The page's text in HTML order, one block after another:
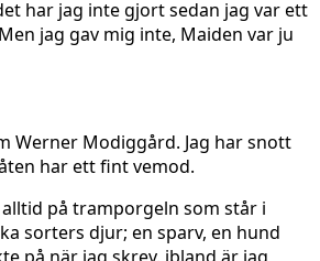
har jag inte gjort sedan jag var ett
jag gav mig inte, Maiden var ju
Werner Modiggård. Jag har snott
har ett fint vemod.
på tramporgeln som står i
sorters djur; en sparv, en hund